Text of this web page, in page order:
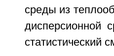
среды из
дисперсионной
статистический